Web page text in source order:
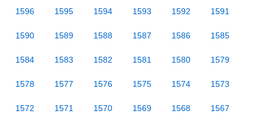
1596 1595 1594 1593 1592 1591
1590 1589 1588 1587 1586 1585
1584 1583 1582 1581 1580 1579
1578 1577 1576 1575 1574 1573
1572 1571 1570 1569 1568 1567